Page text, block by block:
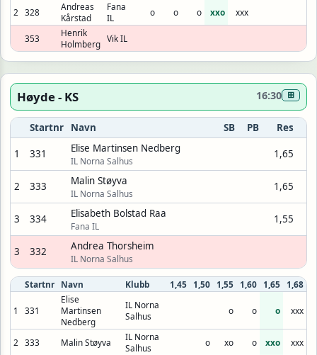
2 328
Andreas
Kårstad
Fana
IL
o o o xxo xxx
353
Henrik
Holmberg Vik IL
Høyde - KS 16:30 ⊞
Startnr Navn SB PB Res
1 331 Elise Martinsen Nedberg
IL Norna Salhus
1,65
2 333 Malin Støyva
IL Norna Salhus
1,65
3 334 Elisabeth Bolstad Raa
Fana IL
1,55
3 332 Andrea Thorsheim
IL Norna Salhus
Startnr Navn Klubb 1,45 1,50 1,55 1,60 1,65 1,68
1 331
Elise
Martinsen
Nedberg
IL Norna
Salhus
o o o xxx
2 333 Malin Støyva
IL Norna
Salhus
o xo o xxo xxx